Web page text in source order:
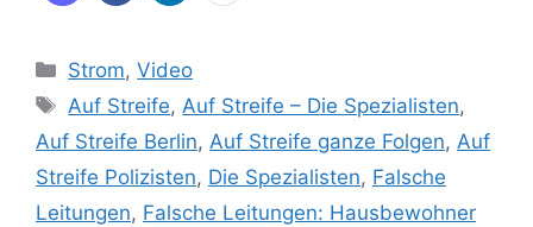
Kategorien
Strom,Video
Schlagwörter
Auf Streife,Auf Streife – Die Spezialisten,
Auf Streife Berlin, Auf Streife ganze Folgen, Auf
Streife Polizisten, Die Spezialisten, Falsche
Leitungen, Falsche Leitungen: Hausbewohner